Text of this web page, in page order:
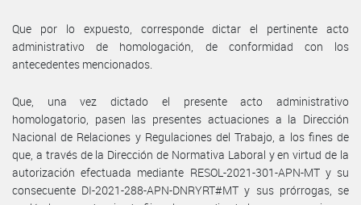
Que por lo expuesto, corresponde dictar el pertinente acto
administrativo de homologación, de conformidad con los
antecedentes mencionados.
Que, una vez dictado el presente acto administrativo
homologatorio, pasen las presentes actuaciones a la Dirección
Nacional de Relaciones y Regulaciones del Trabajo, a los fines de
que, a través de la Dirección de Normativa Laboral y en virtud de la
autorización efectuada mediante RESOL-2021-301-APN-MT y su
consecuente DI-2021-288-APN-DNRYRT#MT y sus prórrogas, se